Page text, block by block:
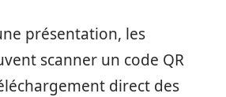
présentation, les
scanner un code QR
direct des